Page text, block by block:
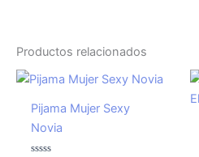
Productos relacionados
Pijama Mujer Sexy
Novia